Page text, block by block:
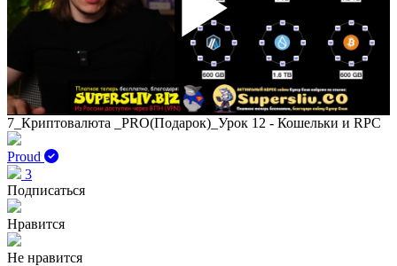
Play
7_Криптовалюта _PRO(Подарок)_Урок 12 - Кошельки и RPC
Proud
3
Подписаться
Нравится
Не нравится